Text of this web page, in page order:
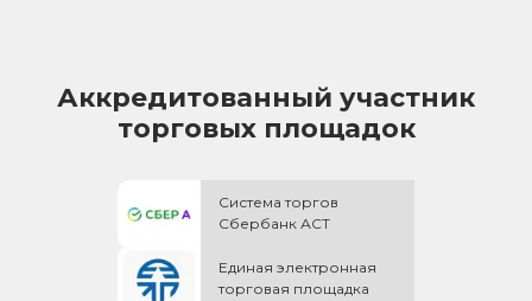
Аккредитованный участник
торговых площадок
Система торгов
Сбербанк АСТ
Единая электронная
торговая площадка